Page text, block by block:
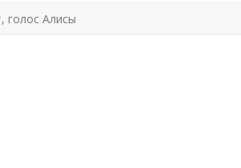
, голос Алисы